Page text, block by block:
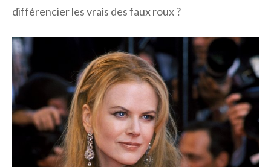
différencier les vrais des faux roux ?